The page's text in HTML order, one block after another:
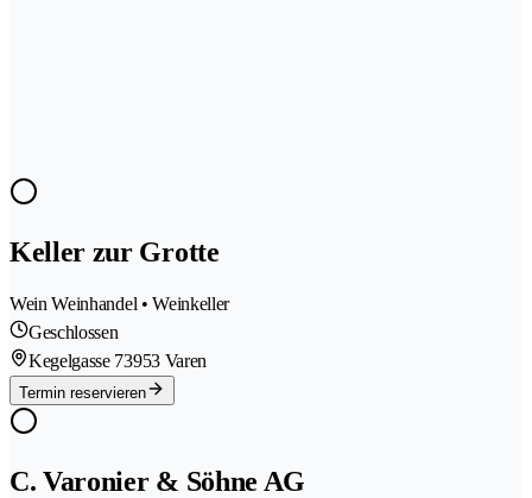
Keller zur Grotte
Wein Weinhandel • Weinkeller
Geschlossen
Kegelgasse 73953 Varen
Termin reservieren
C. Varonier & Söhne AG